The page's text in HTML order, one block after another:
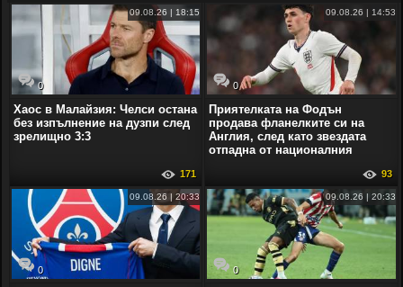
0
09.08.26 | 18:15
Хаос в Малайзия: Челси остана
без изпълнение на дузпи след
зрелищно 3:3
171
0
09.08.26 | 14:53
Приятелката на Фодън
продава фланелките си на
Англия, след като звездата
отпадна от националния
93
0
09.08.26 | 20:33
0
09.08.26 | 20:33